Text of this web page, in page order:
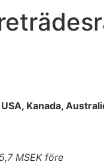
Kanada,
MSEK före